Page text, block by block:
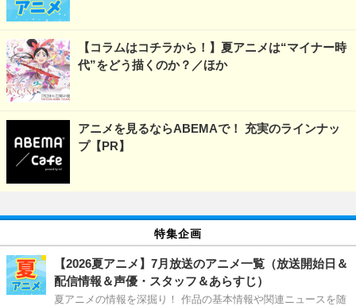
【コラムはコチラから！】夏アニメは“マイナー時
代”をどう描くのか？／ほか
アニメを見るならABEMAで！ 充実のラインナッ
プ【PR】
特集企画
【2026夏アニメ】7月放送のアニメ一覧（放送開始日＆
配信情報＆声優・スタッフ＆あらすじ）
夏アニメの情報を深掘り！ 作品の基本情報や関連ニュースを随